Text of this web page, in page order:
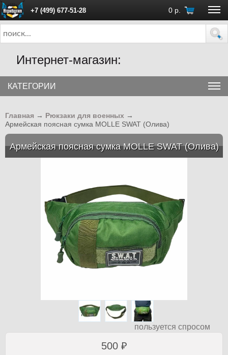
+7 (499) 677-51-28 0 р.
ПН - ПТ с 10:00 до 18:00 (Москва)
Интернет-магазин:
КАТЕГОРИИ
Главная → Рюкзаки для военных →
Армейская поясная сумка MOLLE SWAT (Олива)
Армейская поясная сумка MOLLE SWAT (Олива)
пользуется спросом
500 ₽